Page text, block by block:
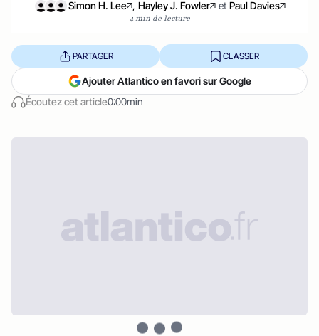
Simon H. Lee , Hayley J. Fowler et Paul Davies
4 min de lecture
Écoutez cet article0:00min
PARTAGER CLASSER
Ajouter Atlantico en favori sur Google